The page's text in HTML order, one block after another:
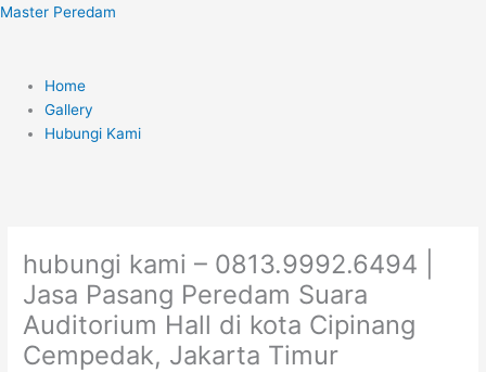
Skip
Master Peredam
Menu
Home
Gallery
Hubungi Kami
hubungi kami – 0813.9992.6494 |
Jasa Pasang Peredam Suara
Auditorium Hall di kota Cipinang
Cempedak, Jakarta Timur